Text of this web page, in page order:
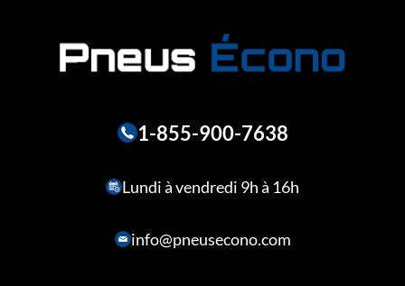
1-855-900-7638
Lundi à vendredi 9h à 16h
info@pneusecono.com